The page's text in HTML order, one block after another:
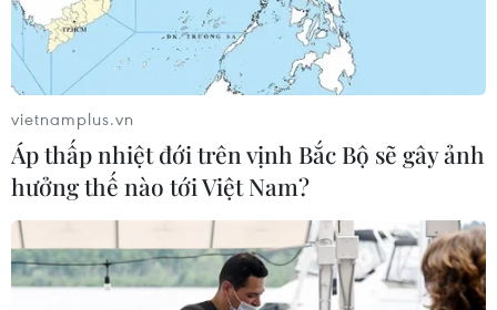
vietnamplus.vn
Áp thấp nhiệt đới trên vịnh Bắc Bộ sẽ gây ảnh
hưởng thế nào tới Việt Nam?